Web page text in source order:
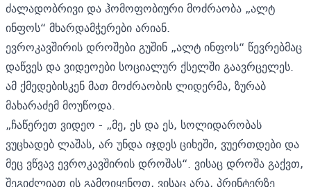
ძალადობრივი და ჰომოფობიური მოძრაობა „ალტ
ინფოს“ მხარდამჭერები არიან.
ევროკავშირის დროშები გუშინ „ალტ ინფოს“ წევრებმაც
დაწვეს და ვიდეოები სოციალურ ქსელში გაავრცელეს.
ამ ქმედებისკენ მათ მოძრაობის ლიდერმა, ზურაბ
მახარაძემ მოუწოდა.
„ჩაწერეთ ვიდეო - „მე, ეს და ეს, სოლიდარობას
ვუცხადებ ლაშას, არ უნდა იჯდეს ციხეში, ვუერთდები და
მეც ვწვავ ევროკავშირის დროშას“. ვისაც დროშა გაქვთ,
შეგიძლიათ ის გამოიყენოთ, ვისაც არა, პრინტერზე